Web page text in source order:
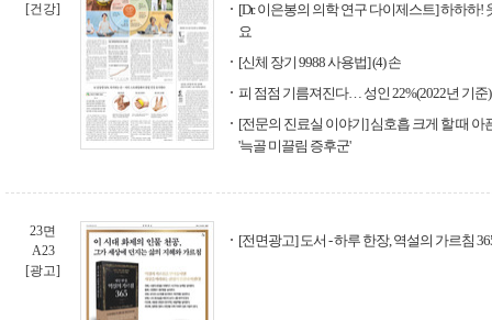
[건강]
[Dr. 이은봉의 의학 연구 다이제스트] 하하하!
요
[신체 장기 9988 사용법] (4) 손
피 점점 기름져진다… 성인 22%(2022년 기
[전문의 진료실 이야기] 심호흡 크게 할 때
'늑골 미끌림 증후군'
23면
A23
[광고]
[전면광고] 도서 - 하루 한장, 역설의 가르침